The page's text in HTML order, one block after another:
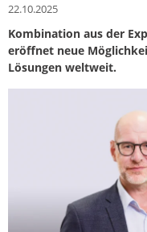
22.10.2025
Kombination aus der
eröffnet neue
Lösungen weltweit.